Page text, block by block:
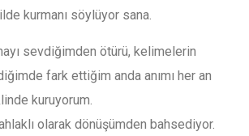
kurmanı söylüyor sana.
sevdiğimden ötürü, kelimelerin
fark ettiğim anda anımı her an
kuruyorum.
olarak dönüşümden bahsediyor.